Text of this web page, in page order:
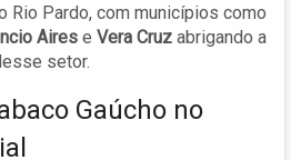
Rio Pardo, com municípios como
Aires e Vera Cruz abrigando a
setor.
Gaúcho no